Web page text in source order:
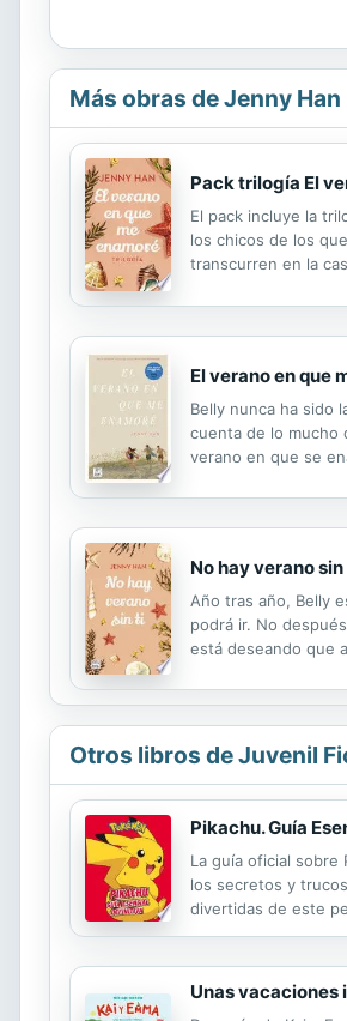
Más obras de Jenny Han
Pack trilogía El
El pack incluye la
los chicos de los
transcurren en la
El verano en que
Belly nunca ha sido
cuenta de lo mucho
verano en que se
No hay verano
Año tras año, Belly
podrá ir. No
está deseando que
Otros libros de Juvenil
Pikachu. Guía
La guía oficial sobre
los secretos y
divertidas de este
since the
Unas vacaciones